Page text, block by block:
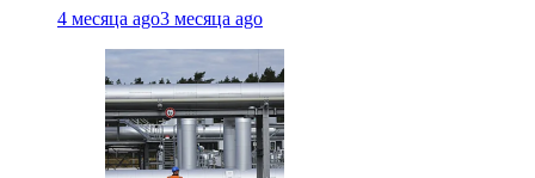
4 месяца ago3 месяца ago